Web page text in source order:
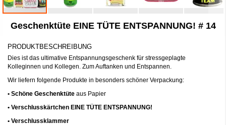
Anfang
Bildergalerie
Geschenktüte EINE TÜTE ENTSPANNUNG! # 14
PRODUKTBESCHREIBUNG
Dies ist das ultimative Entspannungsgeschenk für stressgeplagte
Kolleginnen und Kollegen. Zum Auftanken und Entspannen.
Wir liefern folgende Produkte in besonders schöner Verpackung:
• Schöne Geschenktüte aus Papier
• Verschlusskärtchen EINE TÜTE ENTSPANNUNG!
• Verschlussklammer